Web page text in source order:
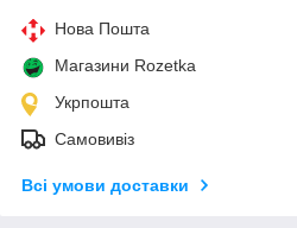
Нова Пошта
Магазини Rozetka
Укрпошта
Самовивіз
Всі умови доставки